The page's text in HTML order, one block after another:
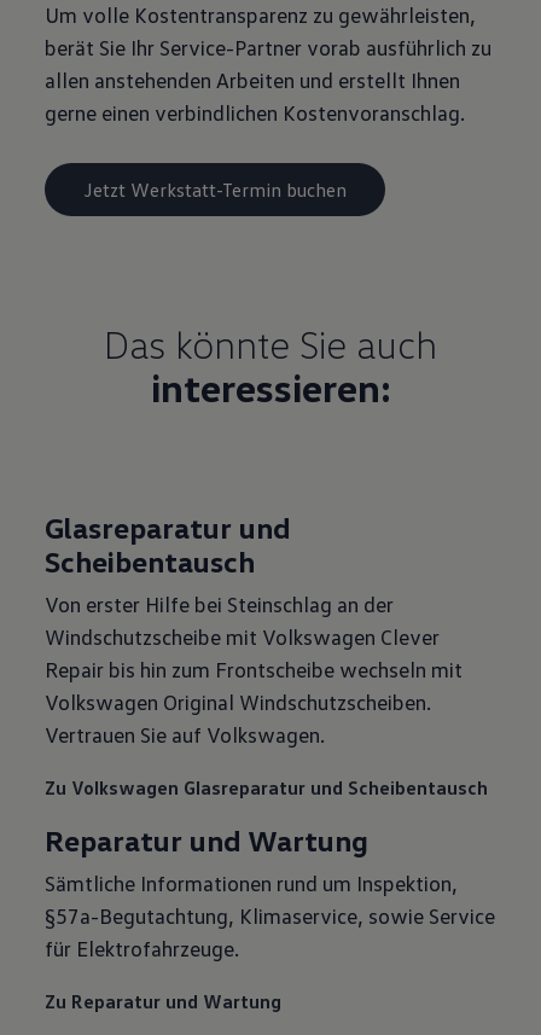
Um volle Kostentransparenz zu gewährleisten,
berät Sie Ihr Service-Partner vorab ausführlich zu
allen anstehenden Arbeiten und erstellt Ihnen
gerne einen verbindlichen Kostenvoranschlag.
Jetzt Werkstatt-Termin buchen
Das könnte Sie auch
interessieren:
Glasreparatur und
Scheibentausch
Von erster Hilfe bei Steinschlag an der
Windschutzscheibe mit Volkswagen Clever
Repair bis hin zum Frontscheibe wechseln mit
Volkswagen Original Windschutzscheiben.
Vertrauen Sie auf Volkswagen.
Zu Volkswagen Glasreparatur und Scheibentausch
Reparatur und Wartung
Sämtliche Informationen rund um Inspektion,
§57a-Begutachtung, Klimaservice, sowie Service
für Elektrofahrzeuge.
Zu Reparatur und Wartung